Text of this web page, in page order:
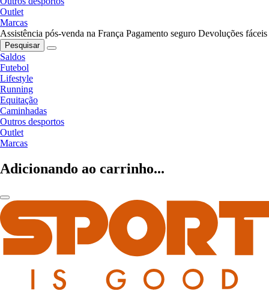
Outlet
Marcas
Assistência pós-venda na França Pagamento seguro Devoluções fáceis
Pesquisar
Saldos
Futebol
Lifestyle
Running
Equitação
Caminhadas
Outros desportos
Outlet
Marcas
Adicionando ao carrinho...